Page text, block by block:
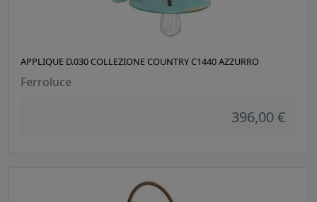
APPLIQUE D.030 COLLEZIONE COUNTRY C1440 AZZURRO
Ferroluce
396,00 €